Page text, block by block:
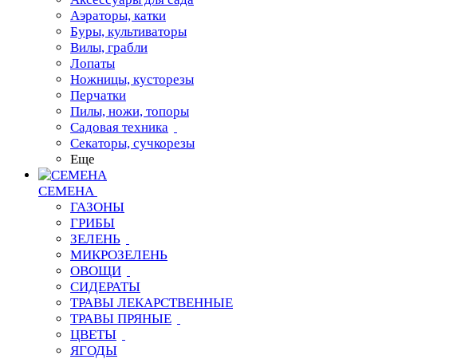
Аэраторы, катки
Буры, культиваторы
Вилы, грабли
Лопаты
Ножницы, кусторезы
Перчатки
Пилы, ножи, топоры
Садовая техника
Секаторы, сучкорезы
Еще
СЕМЕНА
ГАЗОНЫ
ГРИБЫ
ЗЕЛЕНЬ
МИКРОЗЕЛЕНЬ
ОВОЩИ
СИДЕРАТЫ
ТРАВЫ ЛЕКАРСТВЕННЫЕ
ТРАВЫ ПРЯНЫЕ
ЦВЕТЫ
ЯГОДЫ